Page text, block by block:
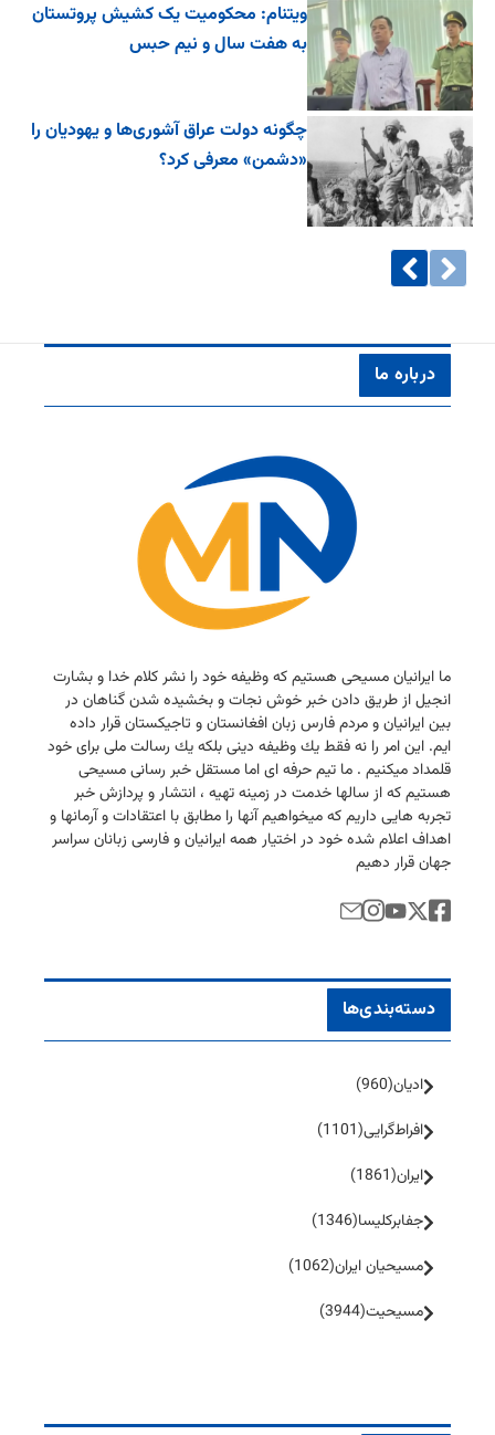
ویتنام: محکومیت یک کشیش پروتستان
به هفت سال و نیم حبس
چگونه دولت عراق آشوری‌ها و یهودیان را
«دشمن» معرفی کرد؟
درباره ما
ما ایرانیان مسیحی هستیم كه وظیفه خود را نشر كلام خدا و بشارت
انجیل از طریق دادن خبر خوش نجات و بخشیده شدن گناهان در
بین ایرانیان و مردم فارس زبان افغانستان و تاجیكستان قرار داده
ایم. این امر را نه فقط یك وظیفه دینی بلكه یك رسالت ملی برای خود
قلمداد میكنیم . ما تیم حرفه ای اما مستقل خبر رسانی مسیحی
هستیم كه از سالها خدمت در زمینه تهیه ، انتشار و پردازش خبر
تجربه هایی داریم كه میخواهیم آنها را مطابق با اعتقادات و آرمانها و
اهداف اعلام شده خود در اختیار همه ایرانیان و فارسی زبانان سراسر
جهان قرار دهیم
دسته‌بندی‌ها
ادیان(960)
افراط‌گرایی(1101)
ایران(1861)
جفا‌بر‌کلیسا(1346)
مسیحیان ایران(1062)
مسیحیت(3944)